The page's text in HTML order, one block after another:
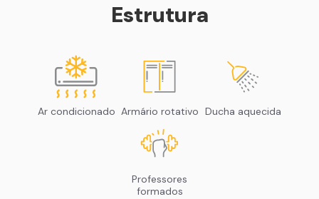
Estrutura
Ar condicionado Armário rotativo Ducha aquecida
Professores
formados